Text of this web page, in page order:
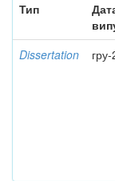
Тип
Dissertation